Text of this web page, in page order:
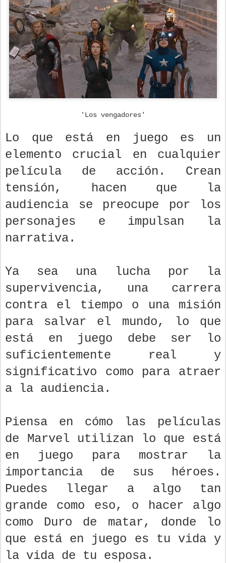
'Los vengadores'
Lo que está en juego es un
elemento crucial en cualquier
película de acción. Crean
tensión, hacen que la
audiencia se preocupe por los
personajes e impulsan la
narrativa.
Ya sea una lucha por la
supervivencia, una carrera
contra el tiempo o una misión
para salvar el mundo, lo que
está en juego debe ser lo
suficientemente real y
significativo como para atraer
a la audiencia.
Piensa en cómo las películas
de Marvel utilizan lo que está
en juego para mostrar la
importancia de sus héroes.
Puedes llegar a algo tan
grande como eso, o hacer algo
como Duro de matar, donde lo
que está en juego es tu vida y
la vida de tu esposa.